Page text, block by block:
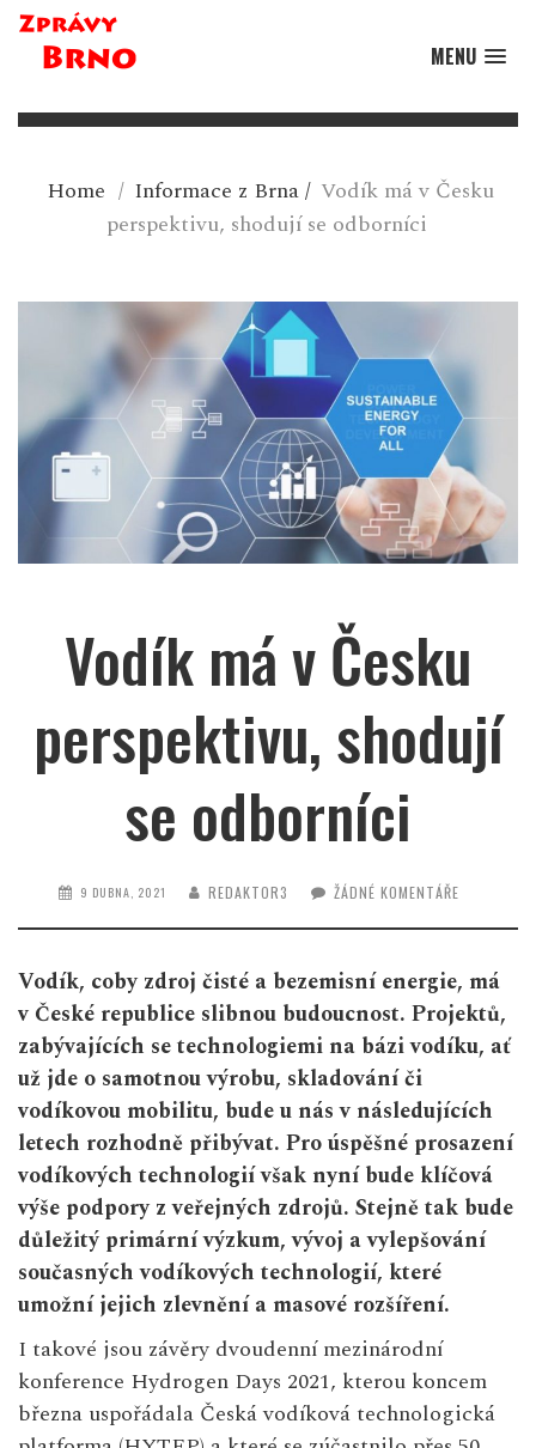
MENU
Home / Informace z Brna/ Vodík má v Česku
perspektivu, shodují se odborníci
Vodík má v Česku
perspektivu, shodují
se odborníci
9 DUBNA, 2021 REDAKTOR3 ŽÁDNÉ KOMENTÁŘE
Vodík, coby zdroj čisté a bezemisní energie, má
v České republice slibnou budoucnost. Projektů,
zabývajících se technologiemi na bázi vodíku, ať
už jde o samotnou výrobu, skladování či
vodíkovou mobilitu, bude u nás v následujících
letech rozhodně přibývat. Pro úspěšné prosazení
vodíkových technologií však nyní bude klíčová
výše podpory z veřejných zdrojů. Stejně tak bude
důležitý primární výzkum, vývoj a vylepšování
současných vodíkových technologií, které
umožní jejich zlevnění a masové rozšíření.
I takové jsou závěry dvoudenní mezinárodní
konference Hydrogen Days 2021, kterou koncem
března uspořádala Česká vodíková technologická